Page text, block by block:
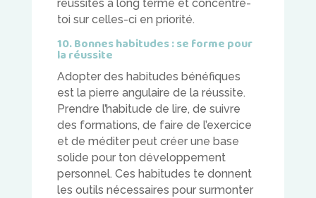
réussites à long terme et concentre-
toi sur celles-ci en priorité.
10. Bonnes habitudes : se forme pour
la réussite
Adopter des habitudes bénéfiques
est la pierre angulaire de la réussite.
Prendre l’habitude de lire, de suivre
des formations, de faire de l’exercice
et de méditer peut créer une base
solide pour ton développement
personnel. Ces habitudes te donnent
les outils nécessaires pour surmonter